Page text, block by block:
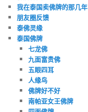
我在泰国卖佛牌的那几年
朋友圈反馈
泰佛灵缘
泰国佛牌
七龙佛
九面富贵佛
五眼四耳
人缘鸟
佛牌好不好
南帕亚女王佛牌